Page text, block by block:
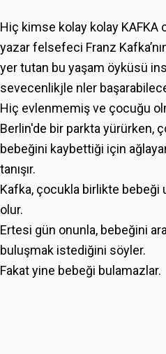
Hiç kimse kolay kolay KAFKA
yazar felsefeci Franz
yer tutan bu yaşam öyküsü
sevecenlikjle nler
Hiç evlenmemiş ve çocuğu
Berlin'de bir parkta yürürken,
bebeğini kaybettiği için
tanışır.
Kafka, çocukla birlikte bebeği
olur.
Ertesi gün onunla, bebeğini
buluşmak istediğini söyler.
Fakat yine bebeği bulamazlar.